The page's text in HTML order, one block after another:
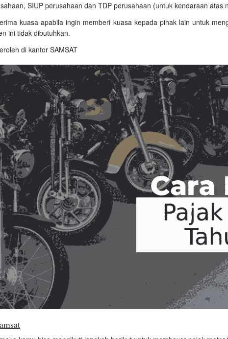
SIUP perusahaan dan TDP perusahaan (untuk kendaraan atas
kuasa apabila ingin memberi kuasa kepada pihak lain untuk
ini tidak dibutuhkan.
di kantor SAMSAT